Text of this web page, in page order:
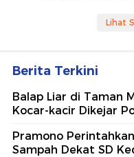
Lihat
Berita Terkini
Balap Liar di Taman
Kocar-kacir Dikejar
Pramono
Sampah Dekat SD